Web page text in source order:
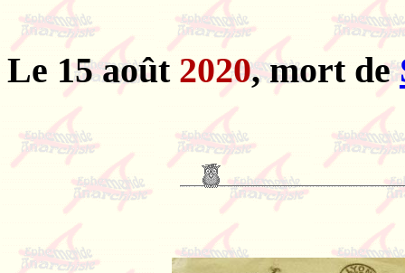
Le 15 août 2020, mort de